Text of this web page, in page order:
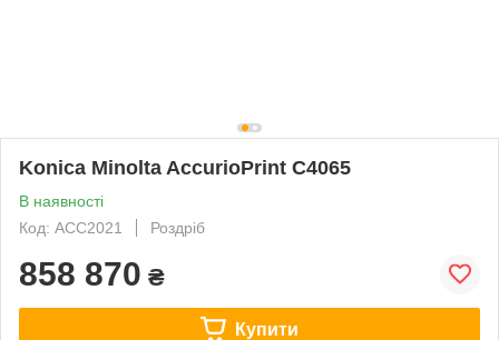
Konica Minolta AccurioPrint C4065
В наявності
Код: ACC2021
Роздріб
858 870 ₴
Купити